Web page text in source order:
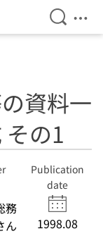
Open
資料一
の1
務
ん
Publication
date
1998.08